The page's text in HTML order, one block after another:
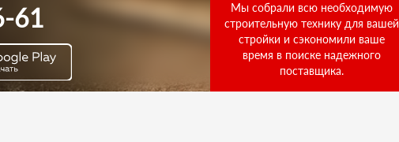
61
Мы собрали всю необходимую
строительную технику для вашей
стройки и сэкономили ваше
время в поиске надежного
поставщика.